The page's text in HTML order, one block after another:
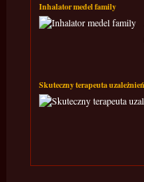
Inhalator medel family
Skuteczny terapeuta